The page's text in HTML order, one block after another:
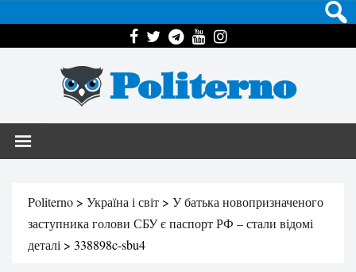
Politerno
Politerno > Україна і світ > У батька новопризначеного
заступника голови СБУ є паспорт РФ – стали відомі
деталі > 338898c-sbu4